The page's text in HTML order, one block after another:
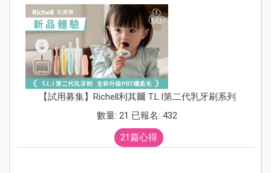
【試用募集】Richell利其爾 T.L.I第二代乳牙刷系列
數量: 21 已報名: 432
21篇心得